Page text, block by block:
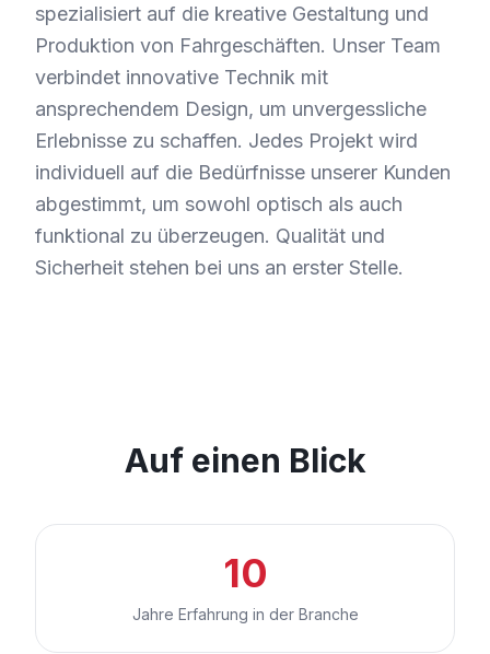
spezialisiert auf die kreative Gestaltung und
Produktion von Fahrgeschäften. Unser Team
verbindet innovative Technik mit
ansprechendem Design, um unvergessliche
Erlebnisse zu schaffen. Jedes Projekt wird
individuell auf die Bedürfnisse unserer Kunden
abgestimmt, um sowohl optisch als auch
funktional zu überzeugen. Qualität und
Sicherheit stehen bei uns an erster Stelle.
Auf einen Blick
10
Jahre Erfahrung in der Branche